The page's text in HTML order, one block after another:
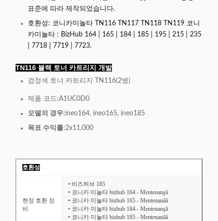
표준에 따라 제작되었습니다.
호환성: 코니카미놀타 TN116 TN117 TN118 TN119 코니
카미놀타 : BizHub 164 | 165 | 184 | 185 | 195 | 215 | 235
| 7718 | 7719 | 7723.
TN116 블랙 토너 카트리지 개발
검정색 토너 카트리지 TN116(2병)
제품 코드:A1UC0D0
모델의 경우:ineo164, ineo165, ineo185
목표 수익률:2x11,000
호환성
현장 호환 장
비
• 비즈허브 185
• 코니카 미놀타 bizhub 164 - Mentenanşă
• 코니카 미놀타 bizhub 165 - Mentenanăă
• 코니카 미놀타 bizhub 184 - Mentenanşă
• 코니카 미놀타 bizhub 185 - Mentenanăă